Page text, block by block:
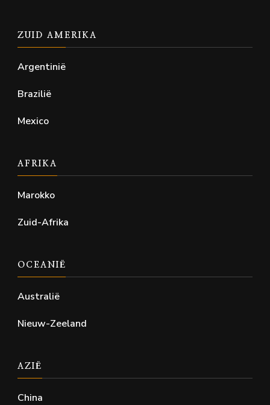
ZUID AMERIKA
Argentinië
Brazilië
Mexico
AFRIKA
Marokko
Zuid-Afrika
OCEANIË
Australië
Nieuw-Zeeland
AZIË
China